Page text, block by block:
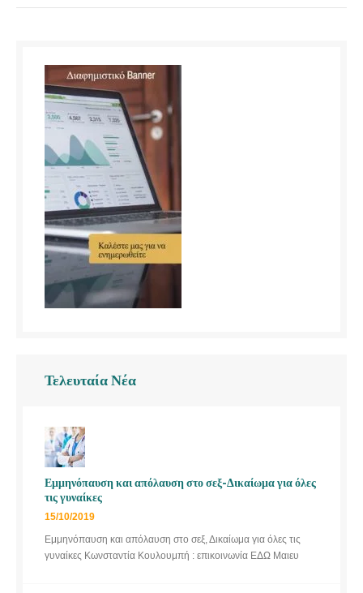
Τελευταία Νέα
Εμμηνόπαυση και απόλαυση στο σεξ-Δικαίωμα για όλες
τις γυναίκες
15/10/2019
Εμμηνόπαυση και απόλαυση στο σεξ, Δικαίωμα για όλες τις
γυναίκες Κωνσταντία Κουλουμπή : επικοινωνία ΕΔΩ Μαιευ